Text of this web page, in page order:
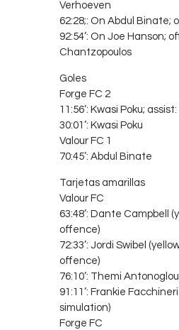
Verhoeven
62:28;: On Abdul Binate;
92:54’: On Joe Hanson;
Chantzopoulos
Goles
Forge FC 2
11:56’: Kwasi Poku;
30:01’: Kwasi Poku
Valour FC 1
70:45’: Abdul Binate
Tarjetas amarillas
Valour FC
63:48’: Dante Campbell
offence)
72:33’: Jordi Swibel
offence)
76:10’: Themi
91:11’: Frankie
simulation)
Forge FC